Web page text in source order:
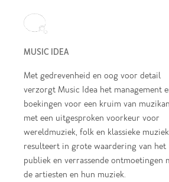
MUSIC IDEA
Met gedrevenheid en oog voor detail
verzorgt Music Idea het management
boekingen voor een kruim van
met een uitgesproken voorkeur voor
wereldmuziek, folk en klassieke
resulteert in grote waardering van het
publiek en verrassende ontmoetingen
de artiesten en hun muziek.